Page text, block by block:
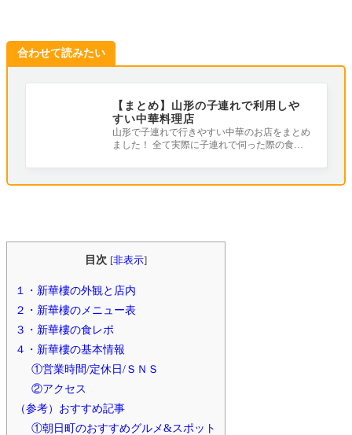
合わせて読みたい
【まとめ】山形の子連れで利用しや
すい中華料理店
山形で子連れで行きやすい中華のお店をまとめ
ました！ 全て実際に子連れで伺った際の食レ
目次 [非表示]
１・新華樓の外観と店内
２・新華樓のメニュー表
３・新華樓の食レポ
４・新華樓の基本情報
①営業時間/定休日/ＳＮＳ
②アクセス
（参考）おすすめ記事
①朝日町のおすすめグルメ&スポット